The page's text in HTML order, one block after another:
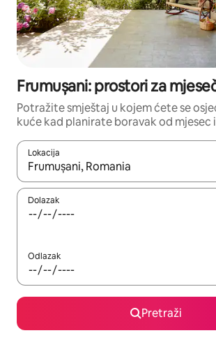
Frumușani: prostori za
Potražite smještaj u kojem ćete se
kuće kad planirate boravak od mjesec
Lokacija
Kada budu dostupni rezultati, moći ćete
Dolazak
Odlazak
Pretraži